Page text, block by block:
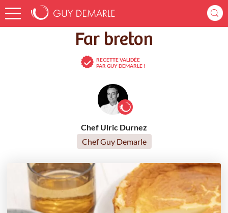
Accueil Recettes Far breton
Far breton
RECETTE VALIDÉE
PAR GUY DEMARLE !
Chef Ulric Durnez
Chef Guy Demarle